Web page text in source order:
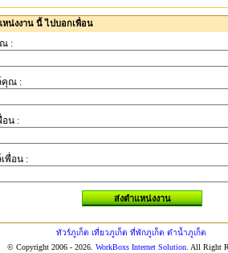
หน่งงาน นี้ ไปบอกเพื่อน
:
คุณ :
อน :
พื่อน :
ทัวร์ภูเก็ต เที่ยวภูเก็ต ที่พักภูเก็ต ดำน้ำภูเก็ต
© Copyright 2006 - 2026. WorkBoxs Internet Solution. All Right